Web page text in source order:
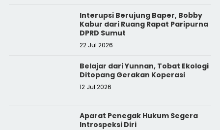
Interupsi Berujung Baper, Bobby
Kabur dari Ruang Rapat Paripurna
DPRD Sumut
22 Jul 2026
Belajar dari Yunnan, Tobat Ekologi
Ditopang Gerakan Koperasi
12 Jul 2026
Aparat Penegak Hukum Segera
Introspeksi Diri